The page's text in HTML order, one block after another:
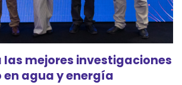
las mejores investigaciones
agua y energía